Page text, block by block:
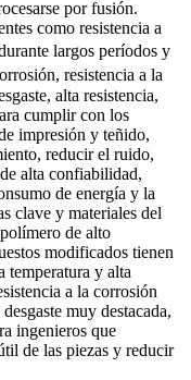
por fusión.
como resistencia a
largos períodos y
resistencia a la
alta resistencia,
cumplir con los
impresión y teñido,
reducir el ruido,
alta confiabilidad,
de energía y la
clave y materiales del
de alto
modificados tienen
temperatura y alta
a la corrosión
muy destacada,
ingenieros que
de las piezas y reducir